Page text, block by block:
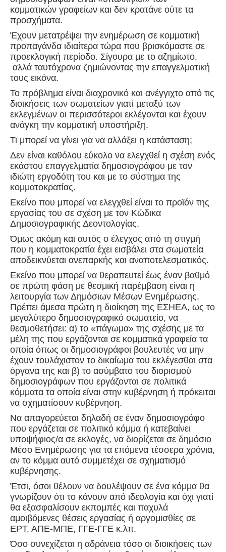
κομματικών γραφείων και δεν κρατάνε ούτε τα
προσχήματα.
Έχουν μετατρέψει την ενημέρωση σε κομματική
προπαγάνδα ιδιαίτερα τώρα που βρισκόμαστε σε
προεκλογική περίοδο. Σίγουρα με το αζημίωτο,
αλλά ταυτόχρονα ζημιώνοντας την επαγγελματική
τους εικόνα.
Το πρόβλημα είναι διαχρονικό και ανέγγιχτο από τις
διοικήσεις των σωματείων γιατί μεταξύ των
εκλεγμένων οι περισσότεροι εκλέγονται και έχουν
ανάγκη την κομματική υποστήριξη.
Τι μπορεί να γίνει για να αλλάξει η κατάσταση;
Δεν είναι καθόλου εύκολο να ελεγχθεί η σχέση ενός
εκάστου επαγγελματία δημοσιογράφου με τον
ιδιώτη εργοδότη του και με το σύστημα της
κομματοκρατίας.
Εκείνο που μπορεί να ελεγχθεί είναι το προϊόν της
εργασίας του σε σχέση με τον Κώδικα
Δημοσιογραφικής Δεοντολογίας.
Όμως ακόμη και αυτός ο έλεγχος από τη στιγμή
που η κομματοκρατία έχει εισβάλει στα σωματεία
αποδεικνύεται ανεπαρκής και αναποτελεσματικός.
Εκείνο που μπορεί να θεραπευτεί έως έναν βαθμό
σε πρώτη φάση με θεσμική παρέμβαση είναι η
λειτουργία των Δημόσιων Μέσων Ενημέρωσης.
Πρέπει άμεσα πρώτη η διοίκηση της ΕΣΗΕΑ, ως το
μεγαλύτερο δημοσιογραφικό σωματείο, να
θεσμοθετήσει: α) το «πάγωμα» της σχέσης με τα
μέλη της που εργάζονται σε κομματικά γραφεία τα
οποία όπως οι δημοσιογράφοι βουλευτές να μην
έχουν τουλάχιστον το δικαίωμα του εκλέγεσθαι στα
όργανα της και β) το ασύμβατο του διορισμού
δημοσιογράφων που εργάζονται σε πολιτικά
κόμματα τα οποία είναι στην κυβέρνηση ή πρόκειται
να σχηματίσουν κυβέρνηση.
Να απαγορεύεται δηλαδή σε έναν δημοσιογράφο
που εργάζεται σε πολιτικό κόμμα ή κατεβαίνει
υποψήφιος/α σε εκλογές, να διορίζεται σε δημόσιο
Μέσο Ενημέρωσης για τα επόμενα τέσσερα χρόνια,
αν το κόμμα αυτό συμμετέχει σε σχηματισμό
κυβέρνησης.
Έτσι, όσοι θέλουν να δουλέψουν σε ένα κόμμα θα
γνωρίζουν ότι το κάνουν από ιδεολογία και όχι γιατί
θα εξασφαλίσουν εκπομπές και παχυλά
αμοιβόμενες θέσεις εργασίας ή αργομισθίες σε
ΕΡΤ, ΑΠΕ-ΜΠΕ, ΓΓΕ-ΓΓΕ κ.λπ.
Όσο συνεχίζεται η αδράνεια τόσο οι διοικήσεις των